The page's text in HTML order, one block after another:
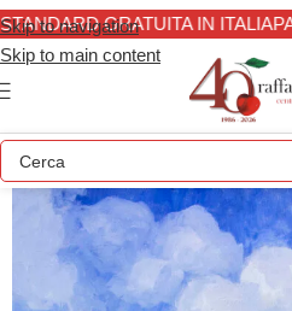
Skip to navigation
Skip to main content
GRATUITA IN ITALIA